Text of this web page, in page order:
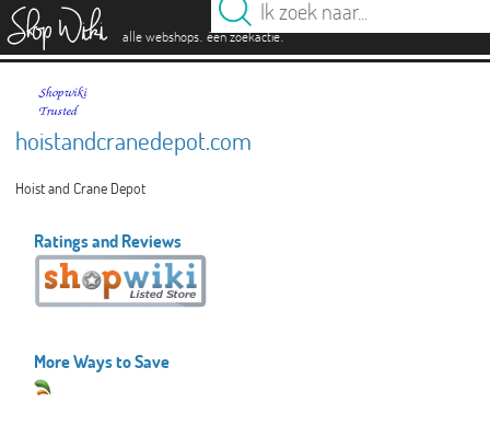
alle webshops. één zoekactie.
hoistandcranedepot.com
Hoist and Crane Depot
Ratings and Reviews
More Ways to Save